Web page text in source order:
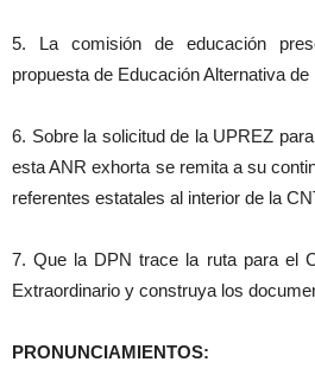
5. La comisión de educación
propuesta de Educación Alternativa de
6. Sobre la solicitud de la UPREZ
esta ANR exhorta se remita a su
referentes estatales al interior de la
7. Que la DPN trace la ruta para el
Extraordinario y construya los
PRONUNCIAMIENTOS: